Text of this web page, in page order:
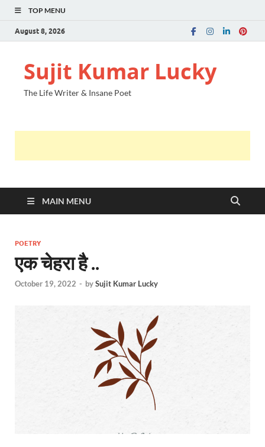
TOP MENU
August 8, 2026
Sujit Kumar Lucky
The Life Writer & Insane Poet
MAIN MENU
POETRY
एक चेहरा है ..
October 19, 2022 - bySujit Kumar Lucky